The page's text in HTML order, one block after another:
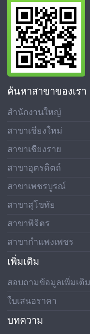
ค้นหาสาขาของเรา
สำนักงานใหญ่
สาขาเชียงใหม่
สาขาเชียงราย
สาขาอุตรดิตถ์
สาขาเพชรบูรณ์
สาขาสุโขทัย
สาขาพิจิตร
สาขากำแพงเพชร
เพิ่มเติม
สอบถามข้อมูลเพิ่มเติม
ใบเสนอราคา
บทความ